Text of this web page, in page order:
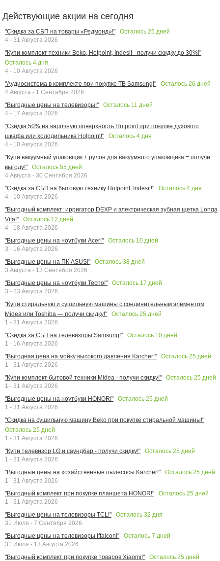
Действующие акции на сегодня
"Скидка за СБП на товары «Редмонд»!" Осталось 25 дней
4 - 31 Августа 2026
"Купи комплект техники Beko, Hotpoint, Indesit - получи скидку до 30%!"
Осталось 4 дня
4 - 10 Августа 2026
"Аудиосистема в комплекте при покупке ТВ Samsung!"
Осталось 26 дней
4 Августа - 1 Сентября 2026
"Выгодные цены на телевизоры!"
Осталось 11 дней
4 - 17 Августа 2026
"Скидка 50% на варочную поверхность Hotpoint при покупке духового
шкафа или холодильника Hotpoint!"
Осталось 4 дня
4 - 10 Августа 2026
"Купи вакуумный упаковщик + рулон для вакуумного упаковщика = получи
выгоду!"
Осталось 55 дней
4 Августа - 30 Сентября 2026
"Скидка за СБП на бытовую технику Hotpoint, Indesit!"
Осталось 4 дня
4 - 10 Августа 2026
"Выгодный комплект: ирригатор DEXP и электрическая зубная щетка Longa
Vita!"
Осталось 12 дней
4 - 18 Августа 2026
"Выгодные цены на ноутбуки Acer!"
Осталось 10 дней
3 - 16 Августа 2026
"Выгодные цены на ПК ASUS!"
Осталось 38 дней
3 Августа - 13 Сентября 2026
"Выгодные цены на ноутбуки Tecno!"
Осталось 17 дней
3 - 23 Августа 2026
"Купи стиральную и сушильную машины с соединительным элементом
Midea или Toshiba — получи скидку!"
Осталось 25 дней
1 - 31 Августа 2026
"Скидка за СБП на телевизоры Samsung!"
Осталось 10 дней
1 - 16 Августа 2026
"Выгодная цена на мойку высокого давления Karcher!"
Осталось 25 дней
1 - 31 Августа 2026
"Купи комплект бытовой техники Midea - получи скидку!"
Осталось 25 дней
1 - 31 Августа 2026
"Выгодные цены на ноутбуки HONOR!"
Осталось 25 дней
1 - 31 Августа 2026
"Скидка на сушильную машину Beko при покупке стиральной машины!"
Осталось 25 дней
1 - 31 Августа 2026
"Купи телевизор LG и саундбар - получи скидку!"
Осталось 25 дней
1 - 31 Августа 2026
"Выгодные цены на хозяйственные пылесосы Karcher!"
Осталось 25 дней
1 - 31 Августа 2026
"Выгодный комплект при покупке планшета HONOR!"
Осталось 25 дней
1 - 31 Августа 2026
"Выгодные цены на телевизоры TCL!"
Осталось 32 дня
31 Июля - 7 Сентября 2026
"Выгодные цены на телевизоры Iffalcon!"
Осталось 7 дней
31 Июля - 13 Августа 2026
"Выгодный комплект при покупке товаров Xiaomi!"
Осталось 25 дней